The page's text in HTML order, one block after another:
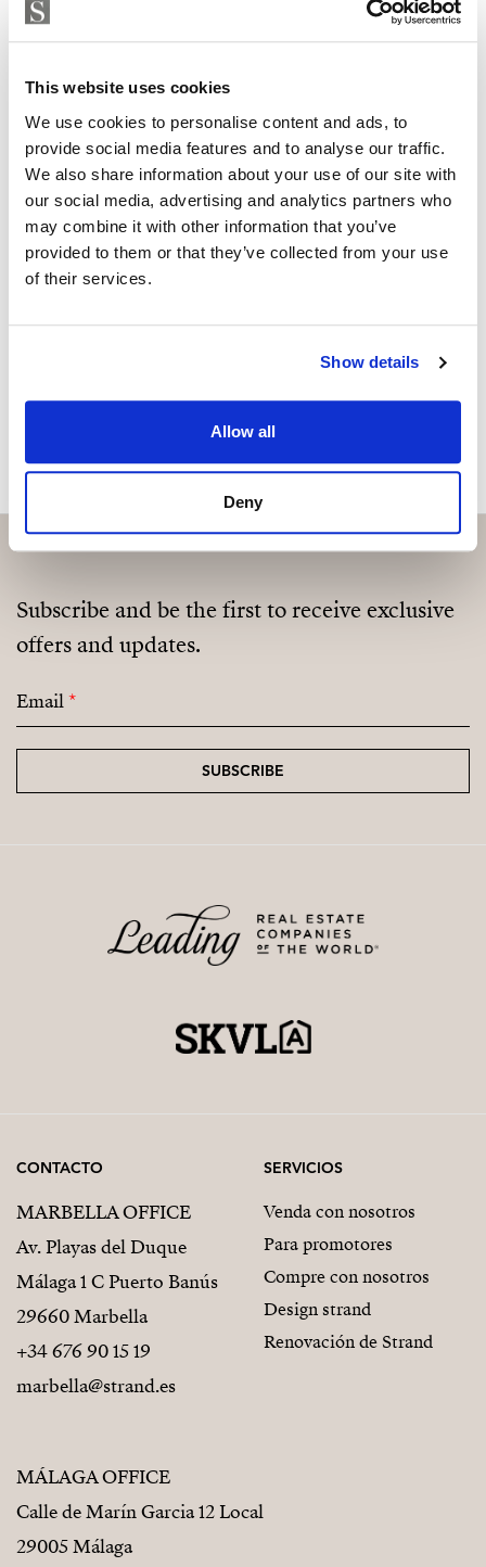
This website uses cookies
We use cookies to personalise content and ads, to
provide social media features and to analyse our traffic.
We also share information about your use of our site with
our social media, advertising and analytics partners who
may combine it with other information that you’ve
provided to them or that they’ve collected from your use
of their services.
Show details
Allow all
Deny
+34 683 528 094
isabel.brennan@strand.es
¿Está interesado en esta
propiedad?
Please, contact me or fill your information and
we will contact you with the language you
Subscribe and be the first to receive exclusive
offers and updates.
Email*
SUBSCRIBE
CONTACTO
MARBELLA OFFICE
Av. Playas del Duque
Málaga 1 C Puerto Banús
29660 Marbella
+34 676 90 15 19
marbella@strand.es
MÁLAGA OFFICE
Calle de Marín Garcia 12 Local
29005 Málaga
SERVICIOS
Venda con nosotros
Para promotores
Compre con nosotros
Design strand
Renovación de Strand